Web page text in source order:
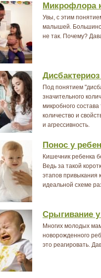
Микрофлора
Увы, с этим
малышей.
не так. Почему?
Под понятием
значительного
микробного
количество и
и агрессивность.
Понос у
Кишечник ребенка
Ведь за такой
этапов привыкания
идеальной схеме
Срыгивание
Многих молодых
новорожденного
это реагировать.